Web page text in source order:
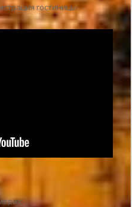
гостиницы